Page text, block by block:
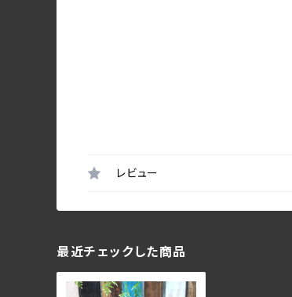
レビュー
最近チェックした商品